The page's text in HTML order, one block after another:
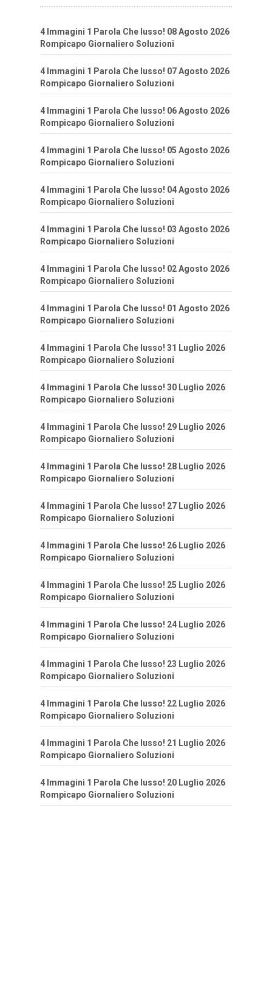
4 Immagini 1 Parola Che lusso! 08 Agosto 2026
Rompicapo Giornaliero Soluzioni
4 Immagini 1 Parola Che lusso! 07 Agosto 2026
Rompicapo Giornaliero Soluzioni
4 Immagini 1 Parola Che lusso! 06 Agosto 2026
Rompicapo Giornaliero Soluzioni
4 Immagini 1 Parola Che lusso! 05 Agosto 2026
Rompicapo Giornaliero Soluzioni
4 Immagini 1 Parola Che lusso! 04 Agosto 2026
Rompicapo Giornaliero Soluzioni
4 Immagini 1 Parola Che lusso! 03 Agosto 2026
Rompicapo Giornaliero Soluzioni
4 Immagini 1 Parola Che lusso! 02 Agosto 2026
Rompicapo Giornaliero Soluzioni
4 Immagini 1 Parola Che lusso! 01 Agosto 2026
Rompicapo Giornaliero Soluzioni
4 Immagini 1 Parola Che lusso! 31 Luglio 2026
Rompicapo Giornaliero Soluzioni
4 Immagini 1 Parola Che lusso! 30 Luglio 2026
Rompicapo Giornaliero Soluzioni
4 Immagini 1 Parola Che lusso! 29 Luglio 2026
Rompicapo Giornaliero Soluzioni
4 Immagini 1 Parola Che lusso! 28 Luglio 2026
Rompicapo Giornaliero Soluzioni
4 Immagini 1 Parola Che lusso! 27 Luglio 2026
Rompicapo Giornaliero Soluzioni
4 Immagini 1 Parola Che lusso! 26 Luglio 2026
Rompicapo Giornaliero Soluzioni
4 Immagini 1 Parola Che lusso! 25 Luglio 2026
Rompicapo Giornaliero Soluzioni
4 Immagini 1 Parola Che lusso! 24 Luglio 2026
Rompicapo Giornaliero Soluzioni
4 Immagini 1 Parola Che lusso! 23 Luglio 2026
Rompicapo Giornaliero Soluzioni
4 Immagini 1 Parola Che lusso! 22 Luglio 2026
Rompicapo Giornaliero Soluzioni
4 Immagini 1 Parola Che lusso! 21 Luglio 2026
Rompicapo Giornaliero Soluzioni
4 Immagini 1 Parola Che lusso! 20 Luglio 2026
Rompicapo Giornaliero Soluzioni